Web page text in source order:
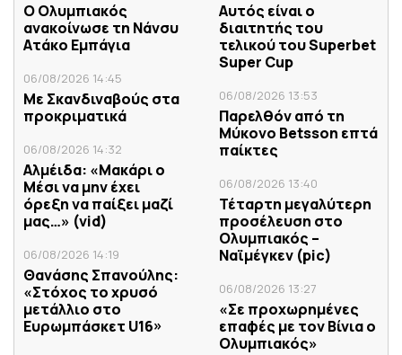
Ο Ολυμπιακός
ανακοίνωσε τη Νάνσυ
Ατάκο Εμπάγια
06/08/2026 14:45
Με Σκανδιναβούς στα
προκριματικά
06/08/2026 14:32
Αλμέιδα: «Μακάρι ο
Μέσι να μην έχει
όρεξη να παίξει μαζί
μας…» (vid)
06/08/2026 14:19
Θανάσης Σπανούλης:
«Στόχος το χρυσό
μετάλλιο στο
Ευρωμπάσκετ U16»
Αυτός είναι ο
διαιτητής του
τελικού του Superbet
Super Cup
06/08/2026 13:53
Παρελθόν από τη
Μύκονο Betsson επτά
παίκτες
06/08/2026 13:40
Τέταρτη μεγαλύτερη
προσέλευση στο
Ολυμπιακός –
Ναϊμέγκεν (pic)
06/08/2026 13:27
«Σε προχωρημένες
επαφές με τον Βίνια ο
Ολυμπιακός»